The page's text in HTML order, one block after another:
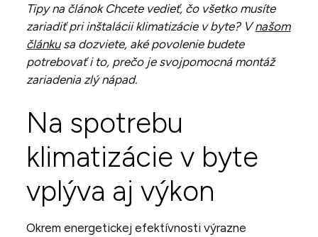
Tipy na článok Chcete vedieť, čo všetko musíte
zariadiť pri inštalácii klimatizácie v byte? Vnašom
článkusa dozviete, aké povolenie budete
potrebovať i to, prečo je svojpomocná montáž
zariadenia zlý nápad.
Na spotrebu
klimatizácie v byte
vplýva aj výkon
Okrem energetickej efektívnosti výrazne